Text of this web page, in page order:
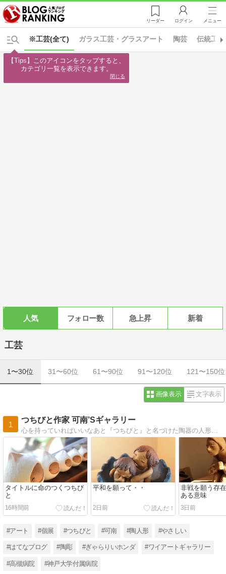
リーダー ログイン メニュー
※工芸(全て) ガラス工芸・グラスアート 陶芸 伝統工芸
人気 フォロー数 急上昇 新着
工芸
1〜30位 31〜60位 61〜90位 91〜120位 121〜150位
画像表示 文字表示
1
つちびと作家 可南’Sギャラリー
心を持っていればいいなあと『つちびと』と名づけた陶器の人形を作る作家 可南（カナン）のブログです。制作経過の詳細、焼成後の作品、更に作品への想いなど日々綴ります。
タイトルに命のつくつちび
と
16時間前
平和を願って・・
2日前
非戦を願う存
ある意味
3日前
#アート #個展 #つちびと #可南 #陶人形 #やさしい
#はてなブログ #陶彫 #ぎゃらりいホンダ #ワイアートギャラリー
#高槻病院 #神戸大学付属病院
【Tips】このアイコンをタップすると、
カテゴリ一覧を表示できます。
閉じる